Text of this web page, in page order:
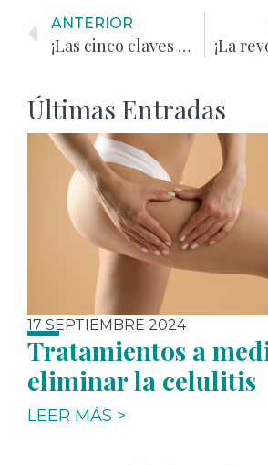
ANTERIOR
¡Las cinco claves para gozar de un rostro rejuvenecido y radiante!
Últimas Entradas
17 SEPTIEMBRE 2024
Tratamientos a
eliminar la celulitis
LEER MÁS >